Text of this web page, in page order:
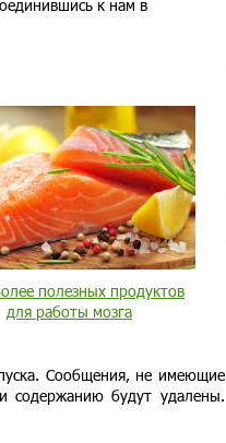
к нам в
полезных продуктов
для работы мозга
Сообщения, не имеющие
содержанию будут удалены.